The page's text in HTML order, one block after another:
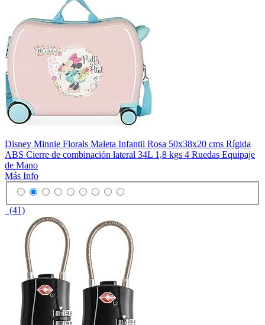
Disney Minnie Florals Maleta Infantil Rosa 50x38x20 cms Rígida
ABS Cierre de combinación lateral 34L 1,8 kgs 4 Ruedas Equipaje
de Mano
Más Info
(41)